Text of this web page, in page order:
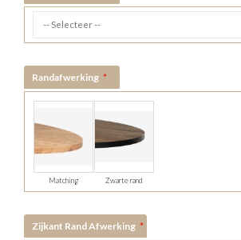
Randafwerking
Matching Zwarte rand
Zijkant Rand Afwerking